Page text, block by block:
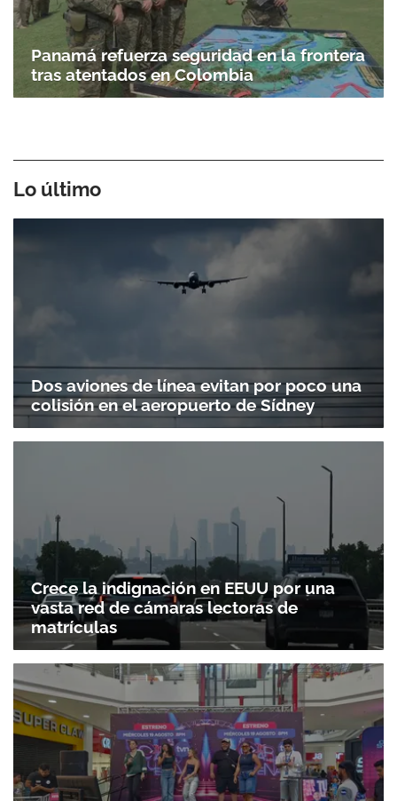
Panamá refuerza seguridad en la frontera
tras atentados en Colombia
Lo último
Dos aviones de línea evitan por poco una
colisión en el aeropuerto de Sídney
Crece la indignación en EEUU por una
vasta red de cámaras lectoras de
matrículas